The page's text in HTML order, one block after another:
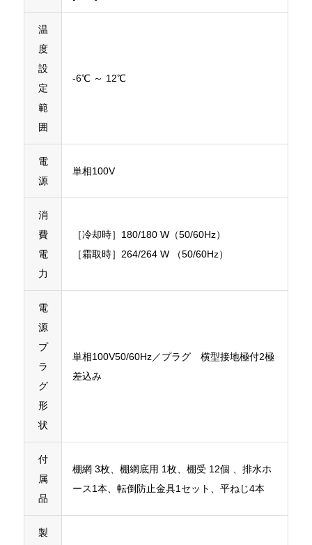
温
度
設
定
範
囲
-6℃ ～ 12℃
電
源
単相100V
消
費
電
力
［冷却時］180/180 W（50/60Hz）
［霜取時］264/264 W （50/60Hz）
電
源
プ
ラ
グ
形
状
単相100V50/60Hz／プラグ 横型接地極付2極
差込み
付
属
品
棚網 3枚、棚網底用 1枚、棚受 12個 、排水ホ
ース1本、転倒防止金具1セット、平ねじ4本
製